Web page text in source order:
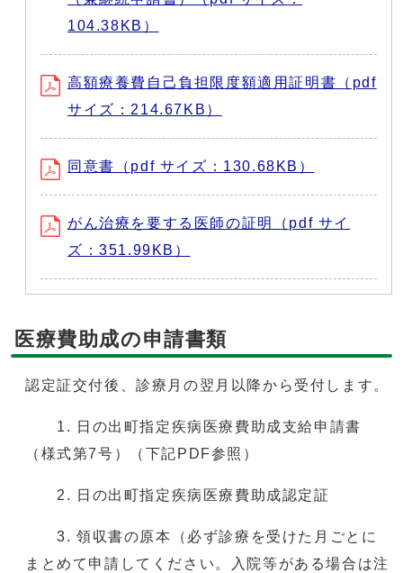
104.38KB）
高額療養費自己負担限度額適用証明書（pdf
サイズ：214.67KB）
同意書（pdf サイズ：130.68KB）
がん治療を要する医師の証明（pdf サイ
ズ：351.99KB）
医療費助成の申請書類
認定証交付後、診療月の翌月以降から受付します。
1. 日の出町指定疾病医療費助成支給申請書
（様式第7号）（下記PDF参照）
2. 日の出町指定疾病医療費助成認定証
3. 領収書の原本（必ず診療を受けた月ごとに
まとめて申請してください。入院等がある場合は注